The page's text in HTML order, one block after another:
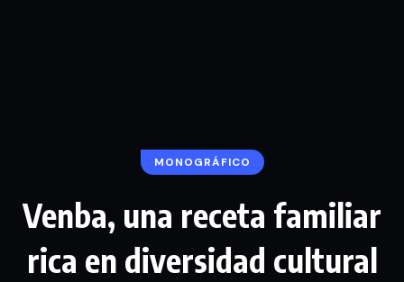
MONOGRÁFICO
Venba, una receta familiar
rica en diversidad cultural